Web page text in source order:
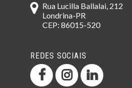
Rua Lucilla Ballalai, 212
Londrina-PR
CEP: 86015-520
REDES SOCIAIS